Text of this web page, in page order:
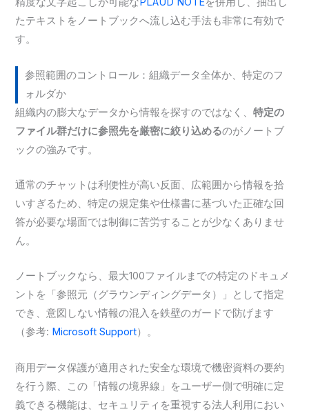
たテキストをノートブックへ流し込む手法も非常に有効で
す。
参照範囲のコントロール：組織データ全体か、特定のフ
ォルダか
組織内の膨大なデータから情報を探すのではなく、特定の
ファイル群だけに参照先を厳密に絞り込めるのがノートブ
ックの強みです。
通常のチャットは利便性が高い反面、広範囲から情報を拾
いすぎるため、特定の規定集や仕様書に基づいた正確な回
答が必要な場面では制御に苦労することが少なくありませ
ん。
ノートブックなら、最大100ファイルまでの特定のドキュメ
ントを「参照元（グラウンディングデータ）」として指定
でき、意図しない情報の混入を鉄壁のガードで防げます
（参考: Microsoft Support）。
商用データ保護が適用された安全な環境で機密資料の要約
を行う際、この「情報の境界線」をユーザー側で明確に定
義できる機能は、セキュリティを重視する法人利用におい